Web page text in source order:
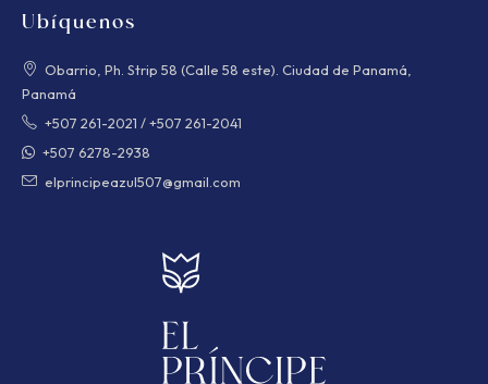
Ubíquenos
Obarrio, Ph. Strip 58 (Calle 58 este). Ciudad de Panamá,
Panamá
+507 261-2021 /+507 261-2041
+507 6278-2938
elprincipeazul507@gmail.com